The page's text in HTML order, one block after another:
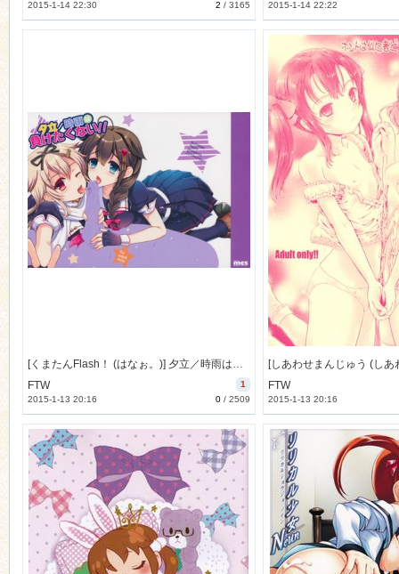
2 / 3165
2015-1-14 22:30 2015-1-14 22:22
[くまたんFlash！ (はなぉ。)] 夕立／時雨は負けたくない！！ (艦隊これくしょん -艦これ-) [156M]
1
FTW
0/ 2509
2015-1-13 20:16
FTW
2015-1-13 20:16